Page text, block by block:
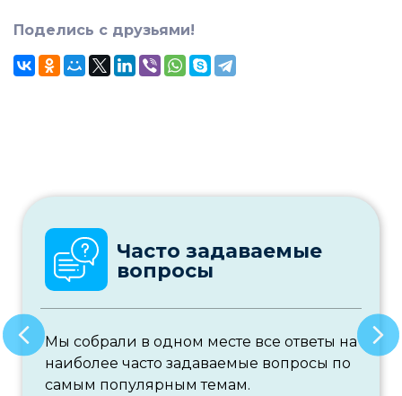
Поделись с друзьями!
Часто задаваемые
вопросы
Мы собрали в одном месте все ответы на
наиболее часто задаваемые вопросы по
самым популярным темам.